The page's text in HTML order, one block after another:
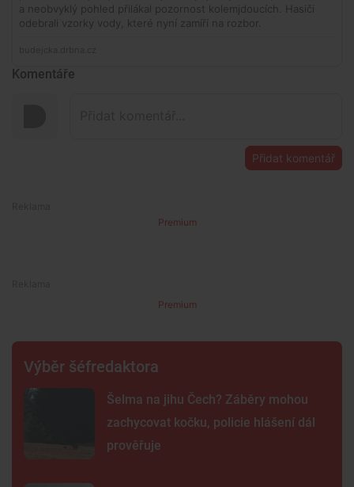
Komentáře
Přidat komentář
Premium
Premium
Výběr šéfredaktora
Šelma na jihu Čech? Záběry mohou
zachycovat kočku, policie hlášení dál
prověřuje